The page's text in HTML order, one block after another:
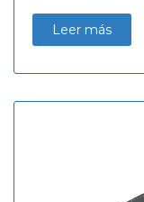
Leer más